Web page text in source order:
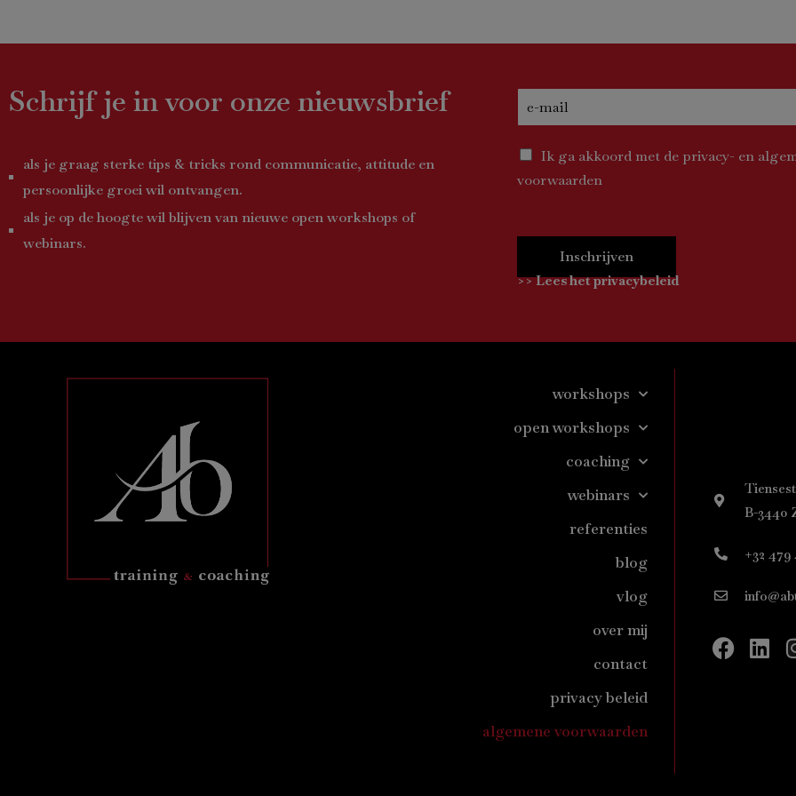
Schrijf je in voor onze nieuwsbrief
als je graag sterke tips & tricks rond communicatie, attitude en
persoonlijke groei wil ontvangen.
als je op de hoogte wil blijven van nieuwe open workshops of
webinars.
Ik ga akkoord met de privacy- en
voorwaarden
Inschrijven
>> Lees het privacybeleid
workshops
open workshops
coaching
webinars
referenties
blog
vlog
over mij
contact
privacy beleid
algemene voorwaarden
B-3440
+32 479